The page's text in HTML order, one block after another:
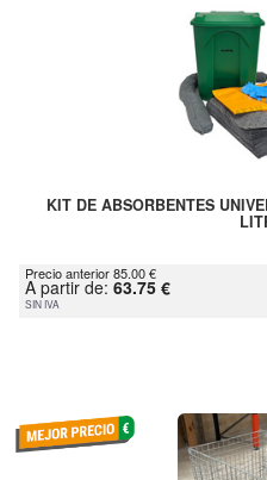
KIT DE ABSORBENTES
Precio anterior 85.00 €
A partir de: 63.75 €
SIN IVA